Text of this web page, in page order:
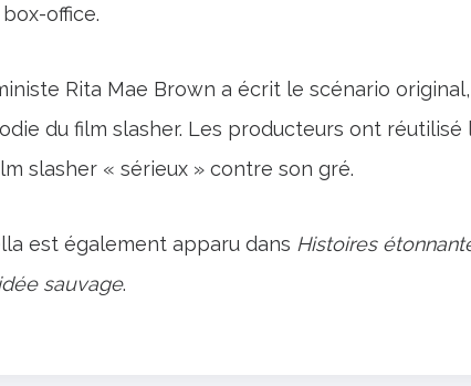
office.
Rita Mae Brown a écrit le scénario
du film slasher. Les producteurs ont réutilisé
slasher « sérieux » contre son gré.
est également apparu dans Histoires
sauvage.